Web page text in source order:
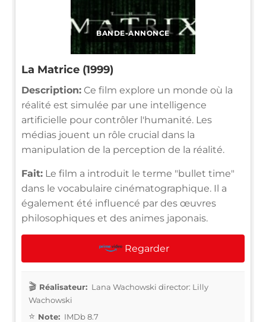
BANDE-ANNONCE
La Matrice (1999)
Description: Ce film explore un monde où la
réalité est simulée par une intelligence
artificielle pour contrôler l'humanité. Les
médias jouent un rôle crucial dans la
manipulation de la perception de la réalité.
Fait: Le film a introduit le terme "bullet time"
dans le vocabulaire cinématographique. Il a
également été influencé par des œuvres
philosophiques et des animes japonais.
Regarder
Réalisateur: Lana Wachowski director: Lilly
Wachowski
Note: IMDb 8.7